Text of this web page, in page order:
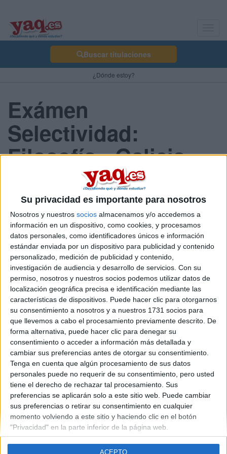
Su privacidad es importante para nosotros
Nosotros y nuestros socios almacenamos y/o accedemos a
información en un dispositivo, como cookies, y procesamos
datos personales, como identificadores únicos e información
estándar enviada por un dispositivo para publicidad y contenido
personalizado, medición de publicidad y contenido,
investigación de audiencia y desarrollo de servicios. Con su
permiso, nosotros y nuestros socios podemos utilizar datos de
localización geográfica precisa e identificación mediante las
características de dispositivos. Puede hacer clic para otorgarnos
su consentimiento a nosotros y a nuestros 1731 socios para
que llevemos a cabo el procesamiento previamente descrito. De
forma alternativa, puede hacer clic para denegar su
consentimiento o acceder a información más detallada y
cambiar sus preferencias antes de otorgar su consentimiento.
Tenga en cuenta que algún procesamiento de sus datos
personales puede no requerir de su consentimiento, pero usted
tiene el derecho de rechazar tal procesamiento. Sus
preferencias se aplicarán solo a este sitio web. Puede cambiar
sus preferencias o retirar su consentimiento en cualquier
momento volviendo a este sitio y haciendo clic en el botón
"Privacidad" en la parte inferior de la página web.
ACEPTO
Buscar titulaciones
¿Dónde estoy?
Exámen
Selectividad:
Filosofía - Galicia
2013 Junio
Comunidad:
Galicia
Año del examen:
2013
Mes de examen:
Junio
Septiembre
Asignatura:
Filosofía
Fichero Examen:
ex-men-selectividad-filosof-galicia-2013-junio.pdf
Quiénes somos| Contactar| Anúnciate
Aviso legal|Politica de privacidad|Condiciones generales
de cookies
© 2003-2026Compás Mediterráneo S.L.- Diego de León 47 - 28006
Madrid [ESPAÑA] - Tel. +34 91 593 2767